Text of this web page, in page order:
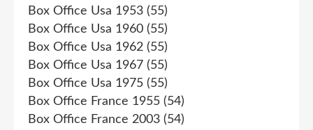
Box Office Usa 1953 (55)
Box Office Usa 1960 (55)
Box Office Usa 1962 (55)
Box Office Usa 1967 (55)
Box Office Usa 1975 (55)
Box Office France 1955 (54)
Box Office France 2003 (54)